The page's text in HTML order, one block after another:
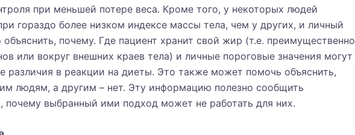
при меньшей потере веса. Кроме того, у некоторых людей
гораздо более низком индексе массы тела, чем у других, и личный
почему. Где пациент хранит свой жир (т.е. преимущественно
или вокруг внешних краев тела) и личные пороговые значения могут
различия в реакции на диеты. Это также может помочь объяснить,
людям, а другим – нет. Эту информацию полезно сообщить
почему выбранный ими подход может не работать для них.